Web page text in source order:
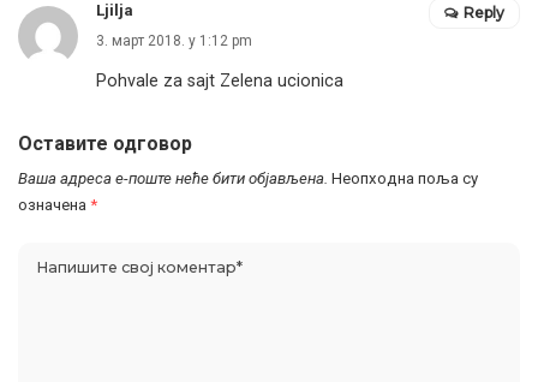
Ljilja
3. март 2018. у 1:12 pm
Pohvale za sajt Zelena ucionica
Reply
Оставите одговор
Ваша адреса е-поште неће бити објављена. Неопходна поља су
означена *